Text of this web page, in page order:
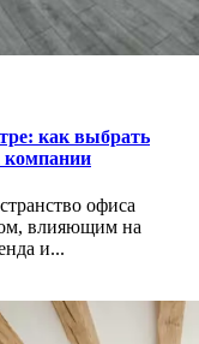
как выбрать
компании
офиса
влияющим на
и...